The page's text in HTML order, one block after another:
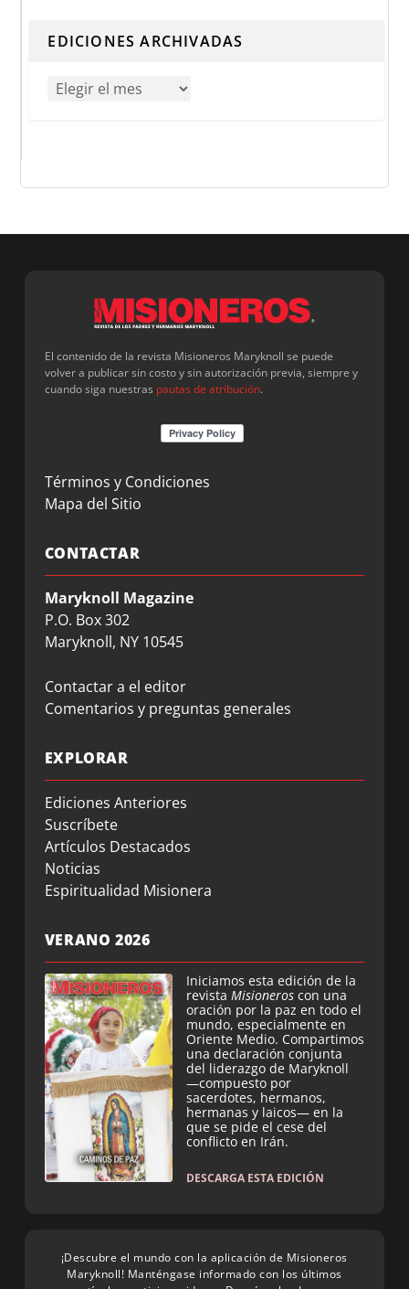
EDICIONES ARCHIVADAS
El contenido de la revista Misioneros Maryknoll se puede
volver a publicar sin costo y sin autorización previa, siempre y
cuando siga nuestras pautas de atribución.
Términos y Condiciones
Mapa del Sitio
CONTACTAR
Maryknoll Magazine
P.O. Box 302
Maryknoll, NY 10545
Contactar a el editor
Comentarios y preguntas generales
EXPLORAR
Ediciones Anteriores
Suscríbete
Artículos Destacados
Noticias
Espiritualidad Misionera
VERANO 2026
Iniciamos esta edición de la
revista Misioneros con una
oración por la paz en todo el
mundo, especialmente en
Oriente Medio. Compartimos
una declaración conjunta
del liderazgo de Maryknoll
—compuesto por
sacerdotes, hermanos,
hermanas y laicos— en la
que se pide el cese del
conflicto en Irán.
DESCARGA ESTA EDICIÓN
¡Descubre el mundo con la aplicación de Misioneros
Maryknoll! Manténgase informado con los últimos